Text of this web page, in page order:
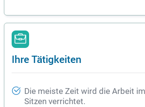
Ihre Tätigkeiten
Die meiste Zeit wird die Arbeit im
Sitzen verrichtet.